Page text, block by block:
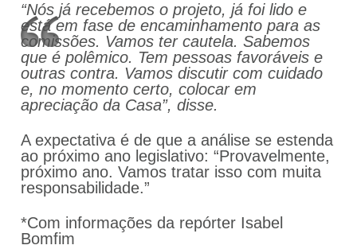
“Nós já recebemos o projeto, já foi lido e
está em fase de encaminhamento para as
comissões. Vamos ter cautela. Sabemos
que é polêmico. Tem pessoas favoráveis e
outras contra. Vamos discutir com cuidado
e, no momento certo, colocar em
apreciação da Casa”, disse.
A expectativa é de que a análise se estenda
ao próximo ano legislativo: “Provavelmente,
próximo ano. Vamos tratar isso com muita
responsabilidade.”
*Com informações da repórter Isabel
Bomfim